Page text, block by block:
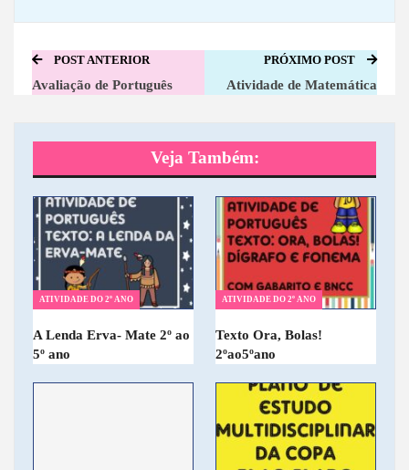
POST ANTERIOR
Avaliação de Português
PRÓXIMO POST
Atividade de Matemática
Veja Também:
ATIVIDADE DO 2º ANO
A Lenda Erva- Mate 2º ao
5º ano
ATIVIDADE DO 2º ANO
Texto Ora, Bolas!
2ºao5ºano